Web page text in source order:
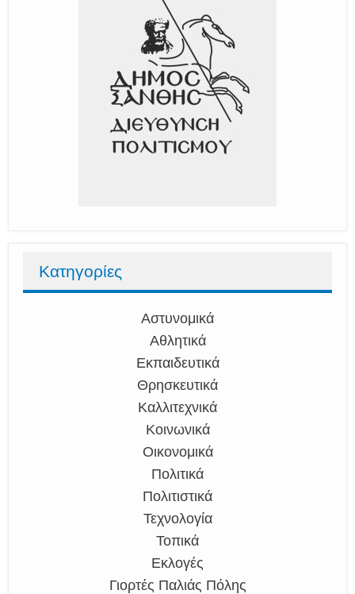
Κατηγορίες
Αστυνομικά
Αθλητικά
Εκπαιδευτικά
Θρησκευτικά
Καλλιτεχνικά
Κοινωνικά
Οικονομικά
Πολιτικά
Πολιτιστικά
Τεχνολογία
Τοπικά
Εκλογές
Γιορτές Παλιάς Πόλης